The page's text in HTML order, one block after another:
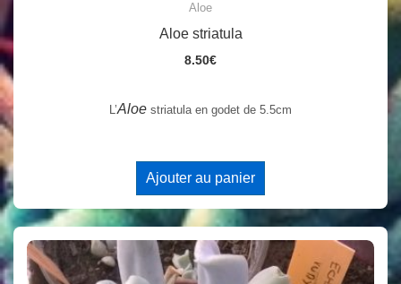
Aloe
Aloe striatula
8.50€
L’Aloe striatula en godet de 5.5cm
Ajouter au panier